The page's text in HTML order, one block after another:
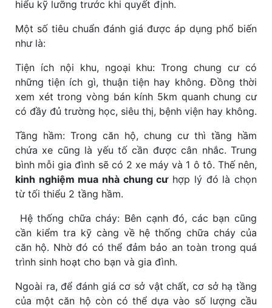
hiểu kỹ lưỡng trước khi quyết định.
Một số tiêu chuẩn đánh giá được áp dụng phổ biến
như là:
Tiện ích nội khu, ngoại khu: Trong chung cư có
những tiện ích gì, thuận tiện hay không. Đồng thời
xem xét trong vòng bán kính 5km quanh chung cư
có đầy đủ trường học, siêu thị, bệnh viện hay không.
Tầng hầm: Trong căn hộ, chung cư thì tầng hầm
chứa xe cũng là yếu tố cần được cân nhắc. Trung
bình mỗi gia đình sẽ có 2 xe máy và 1 ô tô. Thế nên,
kinh nghiệm mua nhà chung cưhợp lý đó là chọn
từ tối thiểu 2 tầng hầm.
Hệ thống chữa cháy: Bên cạnh đó, các bạn cũng
cần kiểm tra kỹ càng về hệ thống chữa cháy của
căn hộ. Nhờ đó có thể đảm bảo an toàn trong quá
trình sinh hoạt cho bạn và gia đình.
Ngoài ra, để đánh giá cơ sở vật chất, cơ sở hạ tầng
của một căn hộ còn có thể dựa vào số lượng cầu